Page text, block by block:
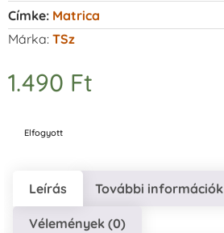
Címke: Matrica
Márka: TSz
1.490 Ft
Elfogyott
Leírás További információk
Vélemények (0)